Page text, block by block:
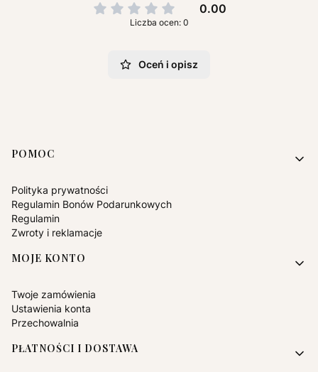
0.00
Liczba ocen: 0
Oceń i opisz
Linki w stopce
POMOC
Polityka prywatności
Regulamin Bonów Podarunkowych
Regulamin
Zwroty i reklamacje
MOJE KONTO
Twoje zamówienia
Ustawienia konta
Przechowalnia
PŁATNOŚCI I DOSTAWA